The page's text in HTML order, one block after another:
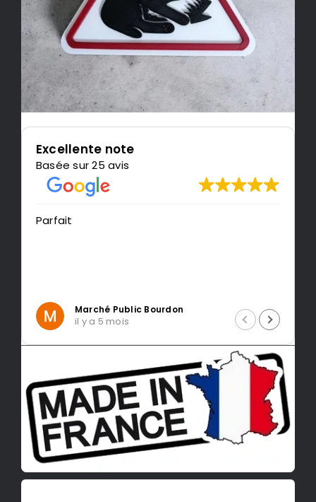
Excellente note
Basée sur 25 avis
Public Bourdon
a 5 mois
Intragest
il y a 5